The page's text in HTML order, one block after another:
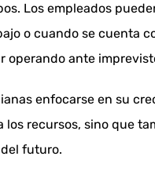
Los empleados
o cuando se cuenta
ante
enfocarse en su
recursos, sino que
futuro.